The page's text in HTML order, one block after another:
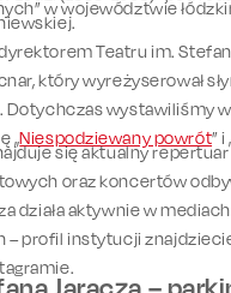
w województwie
Teatru im.
który wyreżyserował
Dotychczas wystawiliśmy
„Niespodziewany powrót” i
się aktualny
oraz koncertów
działa aktywnie w mediach
– profil instytucji